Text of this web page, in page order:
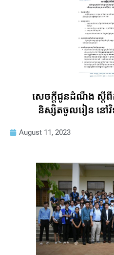
សេចក្តីជូនដំណឹង ស្តីពី
និស្សិតចូលរៀន នៅវិទ្យ
August 11, 2023